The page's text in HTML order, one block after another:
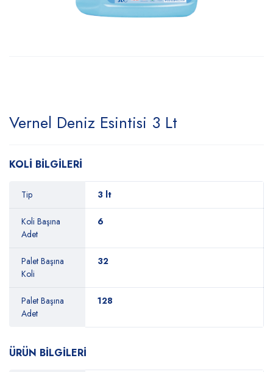
Vernel Deniz Esintisi 3 Lt
KOLİ BİLGİLERİ
Tip 3 lt
Koli Başına
Adet
6
Palet Başına
Koli
32
Palet Başına
Adet
128
ÜRÜN BİLGİLERİ